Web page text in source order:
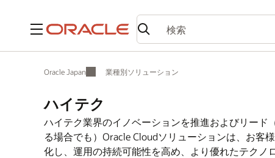
メニュー
Oracle Japan 業種別ソリューション
ハイテク
ハイテク業界のイノベーションを推進およびリード
る場合でも）Oracle Cloudソリューションは、お客
化し、運用の持続可能性を高め、より優れたテクノ